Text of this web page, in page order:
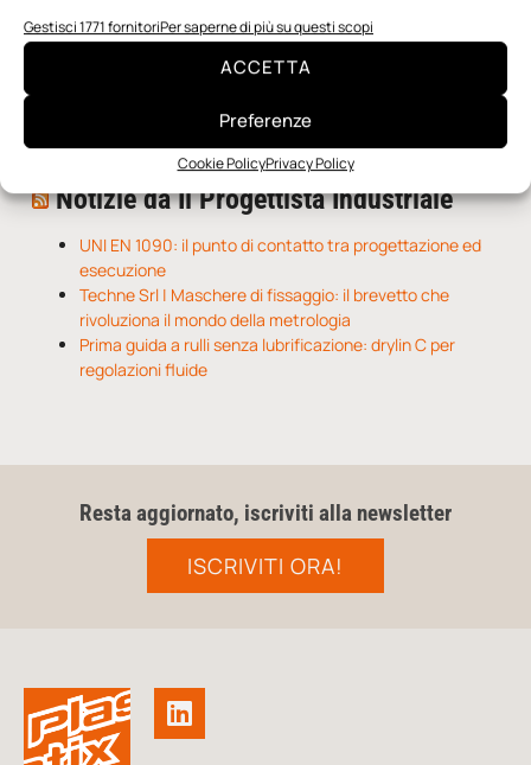
Gestisci 1771 fornitoriPer saperne di più su questi scopi
ACCETTA
Preferenze
Cookie PolicyPrivacy Policy
I nanonastri di grafene come potenziali sensori per i
Una nuova mano robotica passa da una pinza all’altra
O-Ring, tecnica e applicazioni
Notizie da Il Progettista Industriale
UNI EN 1090: il punto di contatto tra progettazione ed
esecuzione
Techne Srl | Maschere di fissaggio: il brevetto che
rivoluziona il mondo della metrologia
Prima guida a rulli senza lubrificazione: drylin C per
regolazioni fluide
Resta aggiornato, iscriviti alla newsletter
ISCRIVITI ORA!